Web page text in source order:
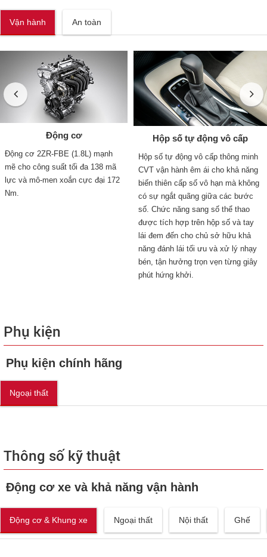
Vận hành An toàn
Động cơ
Động cơ 2ZR-FBE (1.8L) mạnh
mẽ cho công suất tối đa 138 mã
lực và mô-men xoắn cực đại 172
Nm.
Hộp số tự động vô cấp
Hộp số tự động vô cấp thông minh
CVT vận hành êm ái cho khả năng
biến thiên cấp số vô hạn mà không
có sự ngắt quãng giữa các bước
số. Chức năng sang số thể thao
được tích hợp trên hộp số và tay
lái đem đến cho chủ sở hữu khả
năng đánh lái tối ưu và xử lý nhạy
bén, tận hưởng trọn vẹn từng giây
phút hứng khởi.
Phụ kiện
Phụ kiện chính hãng
Ngoại thất
Thông số kỹ thuật
Động cơ xe và khả năng vận hành
Động cơ & Khung xe Ngoại thất Nội thất Ghế